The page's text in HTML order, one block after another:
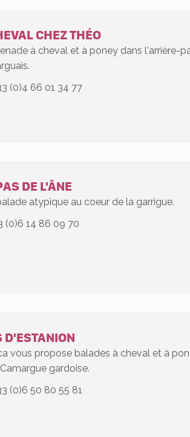
CHEZ THÉO
à cheval et à poney dans l'arrière-
(0)4 66 01 34 77
DE L'ÂNE
atypique au coeur de la garrigue.
(0)6 14 86 09 70
D'ESTANION
vous propose balades à cheval et à
gardoise.
(0)6 50 80 55 81